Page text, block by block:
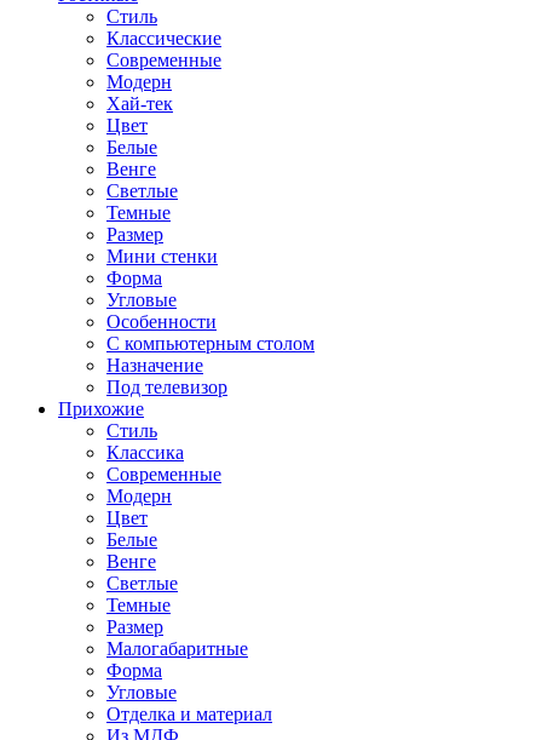
Стиль
Классические
Современные
Модерн
Хай-тек
Цвет
Белые
Венге
Светлые
Темные
Размер
Мини стенки
Форма
Угловые
Особенности
С компьютерным столом
Назначение
Под телевизор
Прихожие
Стиль
Классика
Современные
Модерн
Цвет
Белые
Венге
Светлые
Темные
Размер
Малогабаритные
Форма
Угловые
Отделка и материал
Из МДФ